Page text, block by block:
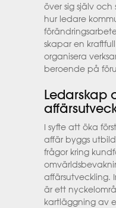
över sig själv
hur ledare
skapar en
organisera
beroende på
Ledarskap
I syfte att öka
affär byggs
frågor kring
affärsutveckling.
är ett
kartläggning av